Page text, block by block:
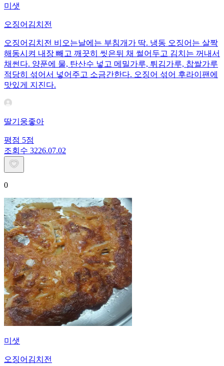
미샛
오징어김치전
오징어김치전 비오는날에는 부침개가 딱. 냉동 오징어는 살짝
해동시켜 내장 빼고 깨끗히 씻은뒤 채 썰어두고 김치는 꺼내서
채썬다. 양푼에 물, 탄산수 넣고 메밀가루, 튀김가루, 찹쌀가루
적당히 섞어서 넣어주고 소금간한다. 오징어 섞어 후라이팬에
맛있게 지진다.
딸기웅좋아
평점 5점
조회수 3226.07.02
0
미샛
오징어김치전